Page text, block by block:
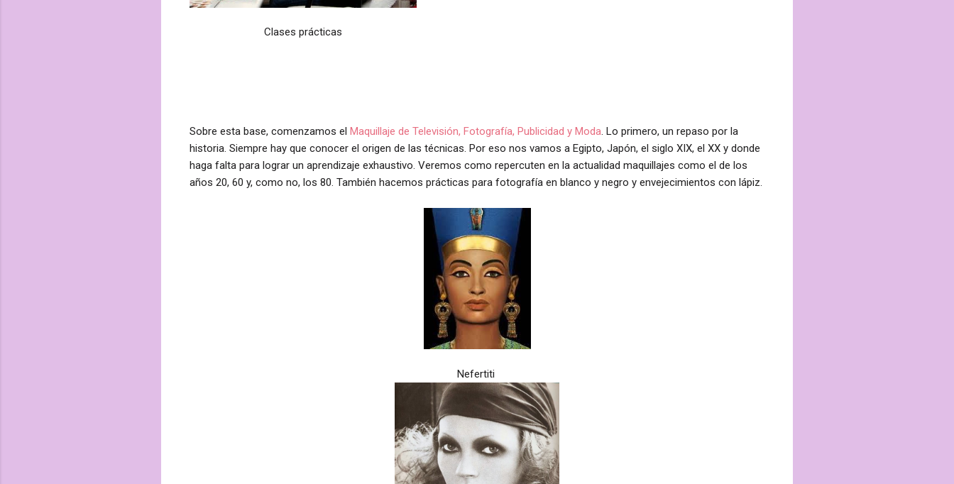
Clases prácticas
Sobre esta base, comenzamos el Maquillaje de Televisión, Fotografía, Publicidad y Moda . Lo primero, un repaso por la
historia. Siempre hay que conocer el origen de las técnicas. Por eso nos vamos a Egipto, Japón, el siglo XIX, el XX y donde
haga falta para lograr un aprendizaje exhaustivo. Veremos como repercuten en la actualidad maquillajes como el de los
años 20, 60 y, como no, los 80. También hacemos prácticas para fotografía en blanco y negro y envejecimientos con lápiz.
Nefertiti